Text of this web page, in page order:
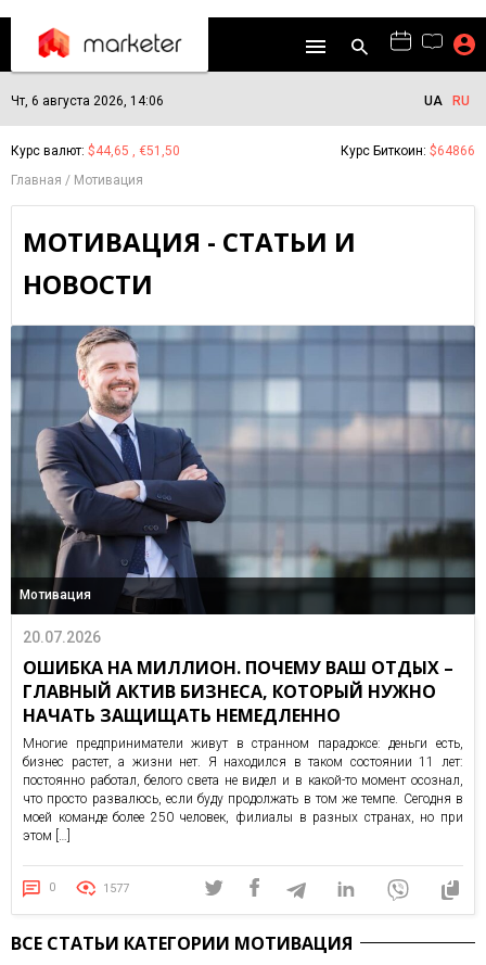
Чт, 6 августа 2026, 14:06 UA RU
Курс валют: $44,65 , €51,50 Курс Биткоин: $64866
Главная
Мотивация
МОТИВАЦИЯ - СТАТЬИ И
НОВОСТИ
Мотивация
20.07.2026
ОШИБКА НА МИЛЛИОН. ПОЧЕМУ ВАШ ОТДЫХ –
ГЛАВНЫЙ АКТИВ БИЗНЕСА, КОТОРЫЙ НУЖНО
НАЧАТЬ ЗАЩИЩАТЬ НЕМЕДЛЕННО
Многие предприниматели живут в странном парадоксе: деньги есть,
бизнес растет, а жизни нет. Я находился в таком состоянии 11 лет:
постоянно работал, белого света не видел и в какой-то момент осознал,
что просто развалюсь, если буду продолжать в том же темпе. Сегодня в
моей команде более 250 человек, филиалы в разных странах, но при
этом […]
0 1577
ВСЕ СТАТЬИ КАТЕГОРИИ МОТИВАЦИЯ